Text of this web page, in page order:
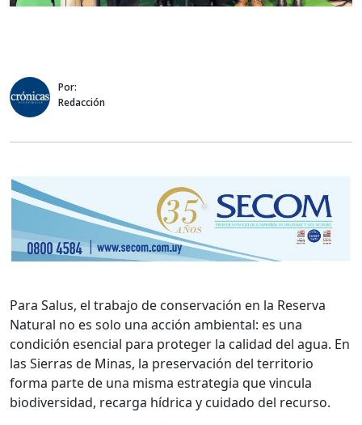
Por:
Redacción
Para Salus, el trabajo de conservación en la Reserva
Natural no es solo una acción ambiental: es una
condición esencial para proteger la calidad del agua. En
las Sierras de Minas, la preservación del territorio
forma parte de una misma estrategia que vincula
biodiversidad, recarga hídrica y cuidado del recurso.